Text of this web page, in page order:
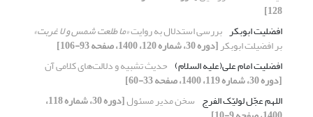
128]
افضلیت ابوبکر بررسی استدلال به روایت«ما طلعت شمس و لا غربت»
بر افضیلت ابوبکر[دوره 30، شماره 120، 1400، صفحه 93-106]
افضلیت امام علی(علیه السلام) حدیث تشبیه و دلالت‌های کلامی آن
[دوره 30، شماره 119، 1400، صفحه 33-60]
اللهم عجّل لولیّک الفرج سخن مدیر مسئول [دوره 30، شماره 118،